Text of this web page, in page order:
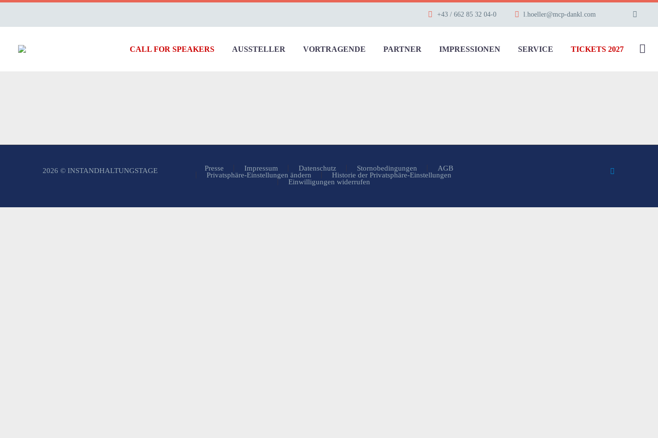
+43 / 662 85 32 04-0 l.hoeller@mcp-dankl.com
CALL FOR SPEAKERS AUSSTELLER VORTRAGENDE PARTNER IMPRESSIONEN SERVICE TICKETS 2027
Presse Impressum Datenschutz Stornobedingungen
AGB
Privatsphäre-Einstellungen ändern
Historie der Privatsphäre-Einstellungen
Einwilligungen widerrufen
2026 © INSTANDHALTUNGSTAGE